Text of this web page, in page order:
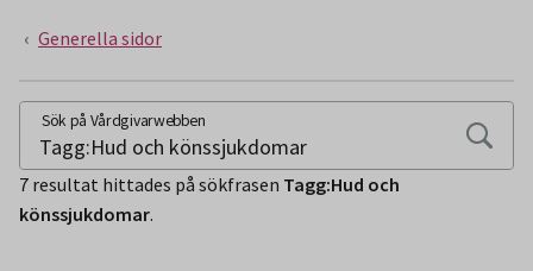
Generella sidor
SÖKSIDA
Sök på Vårdgivarwebben
7 resultat hittades på sökfrasen Tagg:Hud och
könssjukdomar.